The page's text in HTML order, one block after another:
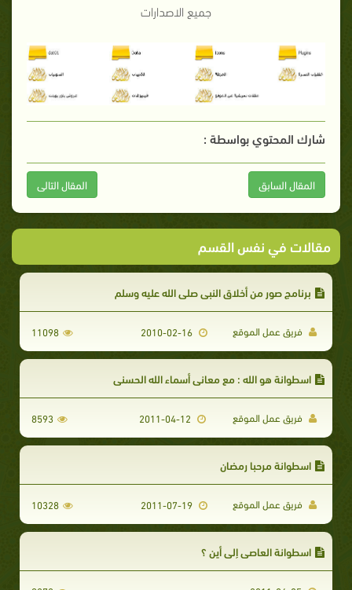
جميع الاصدارات
شارك المحتوي بواسطة :
المقال السابق المقال التالى
مقالات في نفس القسم
برنامج صور من أخلاق النبى صلى الله عليه وسلم
فريق عمل الموقع 11098
اسطوانة هو الله : مع معاني أسماء الله الحسنى
فريق عمل الموقع 8593
اسطوانة مرحبا رمضان
فريق عمل الموقع 10328
اسطوانة العاصي إلى أين ؟